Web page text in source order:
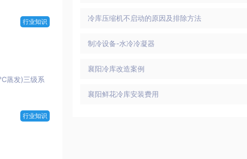
行业知识
蒸发)三级系
行业知识
冷库压缩机不启动的原因及排除方法
制冷设备-水冷冷凝器
襄阳冷库改造案例
襄阳鲜花冷库安装费用